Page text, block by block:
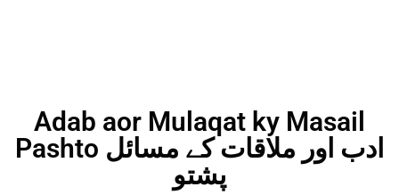
Adab aor Mulaqat ky Masail
Pashto ادب اور ملاقات کے مسائل
پشتو